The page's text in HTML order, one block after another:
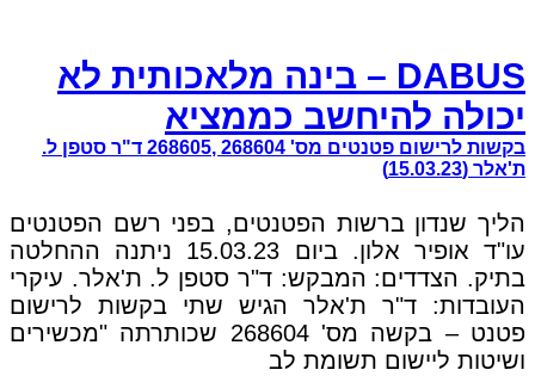
DABUS – בינה מלאכותית לא
יכולה להיחשב כממציא
בקשות לרישום פטנטים מס' 268604 ,268605 ד"ר סטפן ל.
ת'אלר (15.03.23)
הליך שנדון ברשות הפטנטים, בפני רשם הפטנטים
עו"ד אופיר אלון. ביום 15.03.23 ניתנה ההחלטה
בתיק. הצדדים: המבקש: ד"ר סטפן ל. ת'אלר. עיקרי
העובדות: ד"ר ת'אלר הגיש שתי בקשות לרישום
פטנט – בקשה מס' 268604 שכותרתה "מכשירים
ושיטות ליישום תשומת לב